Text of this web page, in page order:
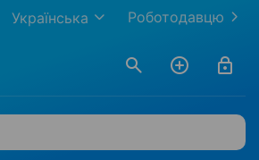
Роботодавцю
Українська